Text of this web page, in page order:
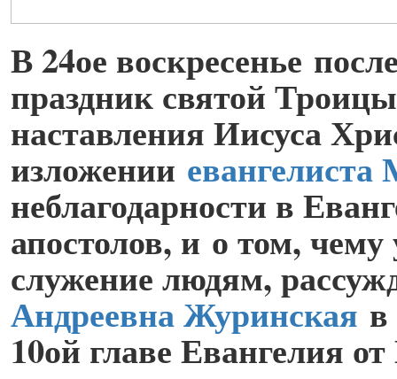
В 24ое воскресенье
праздник святой
наставления Иисуса
изложении
неблагодарности в
апостолов, и о том,
служение людям,
Андреевна Журинская
10ой главе Евангелия